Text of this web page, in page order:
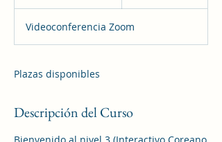
a
l
z
o
Videoconferencia Zoom
Plazas disponibles
Descripción del Curso